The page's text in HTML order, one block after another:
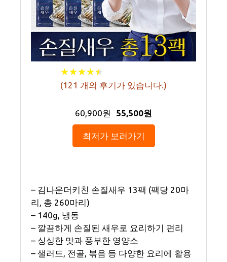
★★★★★
★★★★★
(121 개의 후기가 있습니다.)
60,900원 55,500원
최저가 보러가기
– 김나운더키친 손질새우 13팩 (팩당 20마
리, 총 260마리)
– 140g, 냉동
– 깔끔하게 손질된 새우로 요리하기 편리
– 싱싱한 맛과 풍부한 영양소
– 샐러드, 전골, 볶음 등 다양한 요리에 활용